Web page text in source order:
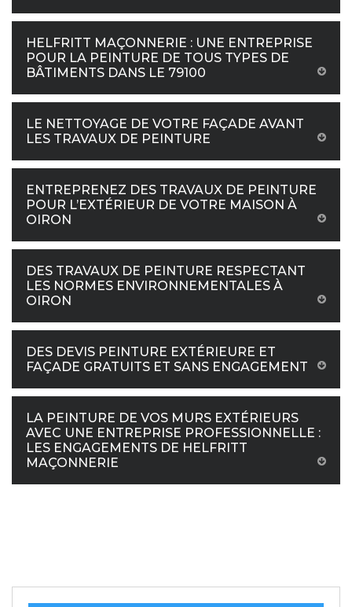
HELFRITT MAÇONNERIE : UNE ENTREPRISE
POUR LA PEINTURE DE TOUS TYPES DE
BÂTIMENTS DANS LE 79100
LE NETTOYAGE DE VOTRE FAÇADE AVANT
LES TRAVAUX DE PEINTURE
ENTREPRENEZ DES TRAVAUX DE PEINTURE
POUR L’EXTÉRIEUR DE VOTRE MAISON À
OIRON
DES TRAVAUX DE PEINTURE RESPECTANT
LES NORMES ENVIRONNEMENTALES À
OIRON
DES DEVIS PEINTURE EXTÉRIEURE ET
FAÇADE GRATUITS ET SANS ENGAGEMENT
LA PEINTURE DE VOS MURS EXTÉRIEURS
AVEC UNE ENTREPRISE PROFESSIONNELLE :
LES ENGAGEMENTS DE HELFRITT
MAÇONNERIE